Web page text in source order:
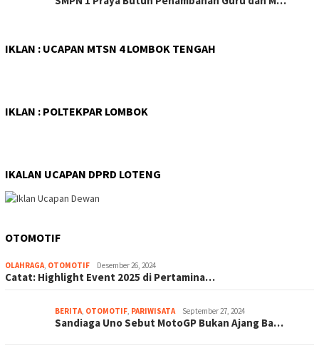
IKLAN : UCAPAN MTSN 4 LOMBOK TENGAH
IKLAN : POLTEKPAR LOMBOK
IKALAN UCAPAN DPRD LOTENG
OTOMOTIF
OLAHRAGA, OTOMOTIF Desember 26, 2024
Catat: Highlight Event 2025 di Pertamina…
BERITA, OTOMOTIF, PARIWISATA September 27, 2024
Sandiaga Uno Sebut MotoGP Bukan Ajang Ba…